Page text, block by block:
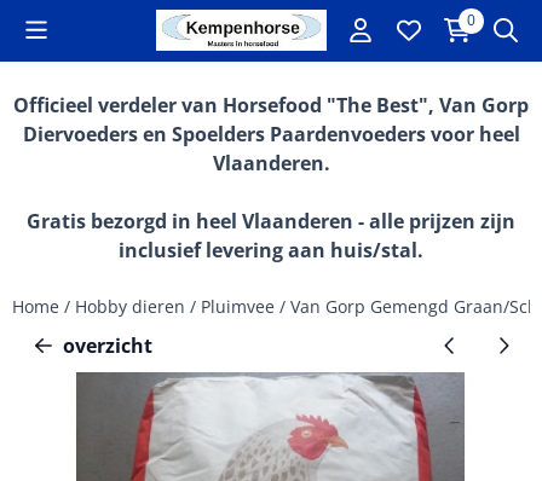
Cookievoorkeuren zijn momenteel gesloten. 0
Officieel verdeler van Horsefood "The Best", Van Gorp
Diervoeders en Spoelders Paardenvoeders voor heel
Vlaanderen.
Gratis bezorgd in heel Vlaanderen - alle prijzen zijn
inclusief levering aan huis/stal.
Home / Hobby dieren / Pluimvee / Van Gorp Gemengd Graan/
overzicht